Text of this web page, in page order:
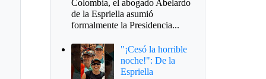
Colombia, el abogado Abelardo
de la Espriella asumió
formalmente la Presidencia...
"¡Cesó la horrible
noche!": De la
Espriella